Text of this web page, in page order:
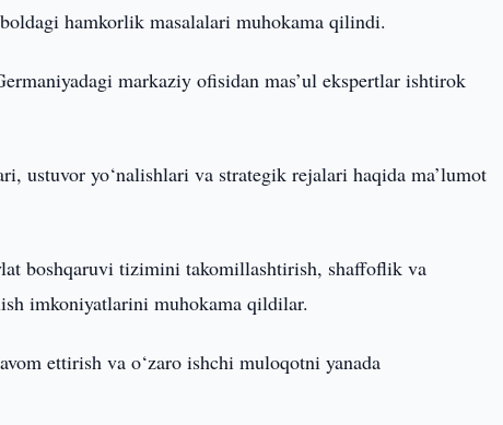
hamkorlik masalalari muhokama qilindi.
markaziy ofisidan mas’ul ekspertlar ishtirok
ustuvor yo‘nalishlari va strategik rejalari haqida ma’lumot
boshqaruvi tizimini takomillashtirish, shaffoflik va
imkoniyatlarini muhokama qildilar.
ettirish va o‘zaro ishchi muloqotni yanada